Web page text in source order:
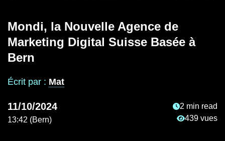
Mondi, la Nouvelle Agence de
Marketing Digital Suisse Basée à
Bern
Écrit par : Mat
11/10/2024
13:42 (Bern)
Temps de
2 min read
Nombre de
439 vues